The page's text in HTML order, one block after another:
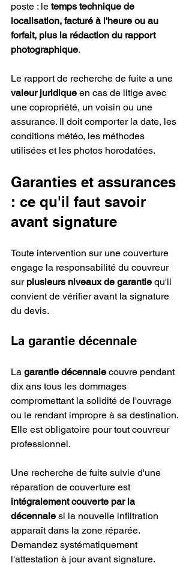
poste : le temps technique de
localisation, facturé à l'heure ou au
forfait, plus la rédaction du rapport
photographique.
Le rapport de recherche de fuite a une
valeur juridique en cas de litige avec
une copropriété, un voisin ou une
assurance. Il doit comporter la date, les
conditions météo, les méthodes
utilisées et les photos horodatées.
Garanties et assurances
: ce qu'il faut savoir
avant signature
Toute intervention sur une couverture
engage la responsabilité du couvreur
sur plusieurs niveaux de garantie qu'il
convient de vérifier avant la signature
du devis.
La garantie décennale
La garantie décennale couvre pendant
dix ans tous les dommages
compromettant la solidité de l'ouvrage
ou le rendant impropre à sa destination.
Elle est obligatoire pour tout couvreur
professionnel.
Une recherche de fuite suivie d'une
réparation de couverture est
intégralement couverte par la
décennale si la nouvelle infiltration
apparaît dans la zone réparée.
Demandez systématiquement
l'attestation à jour avant signature.